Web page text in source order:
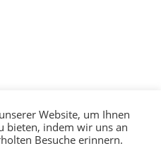
Website, um Ihnen
bieten, indem wir uns an
Besuche erinnern.